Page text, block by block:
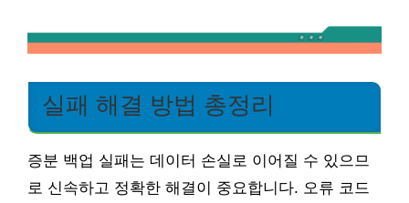
실패 해결 방법 총정리
증분 백업 실패는 데이터 손실로 이어질 수 있으므
로 신속하고 정확한 해결이 중요합니다. 오류 코드